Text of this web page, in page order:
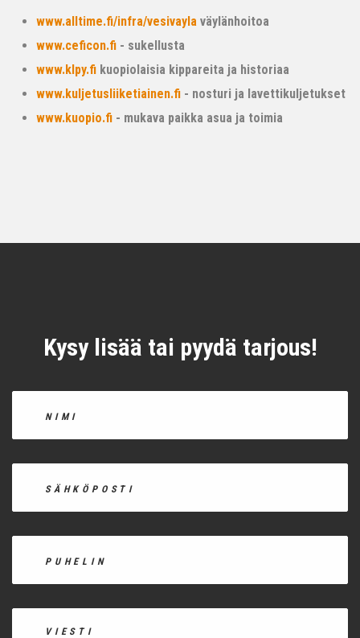
www.alltime.fi/infra/vesivayla väylänhoitoa
www.ceficon.fi - sukellusta
www.klpy.fi kuopiolaisia kippareita ja historiaa
www.kuljetusliiketiainen.fi - nosturi ja lavettikuljetukset
www.kuopio.fi - mukava paikka asua ja toimia
Kysy lisää tai pyydä tarjous!